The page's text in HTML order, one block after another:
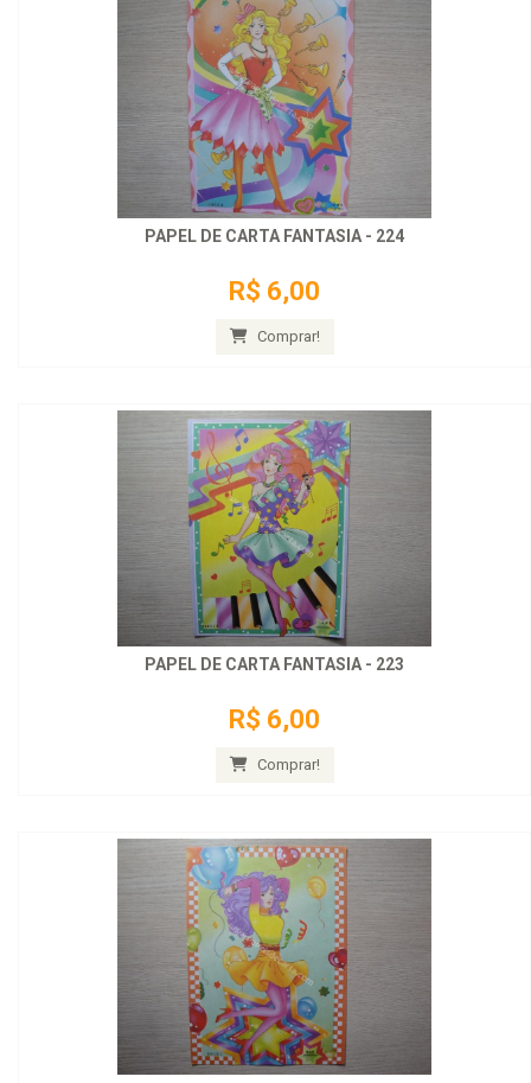
PAPEL DE CARTA FANTASIA - 224
R$ 6,00
Comprar!
PAPEL DE CARTA FANTASIA - 223
R$ 6,00
Comprar!